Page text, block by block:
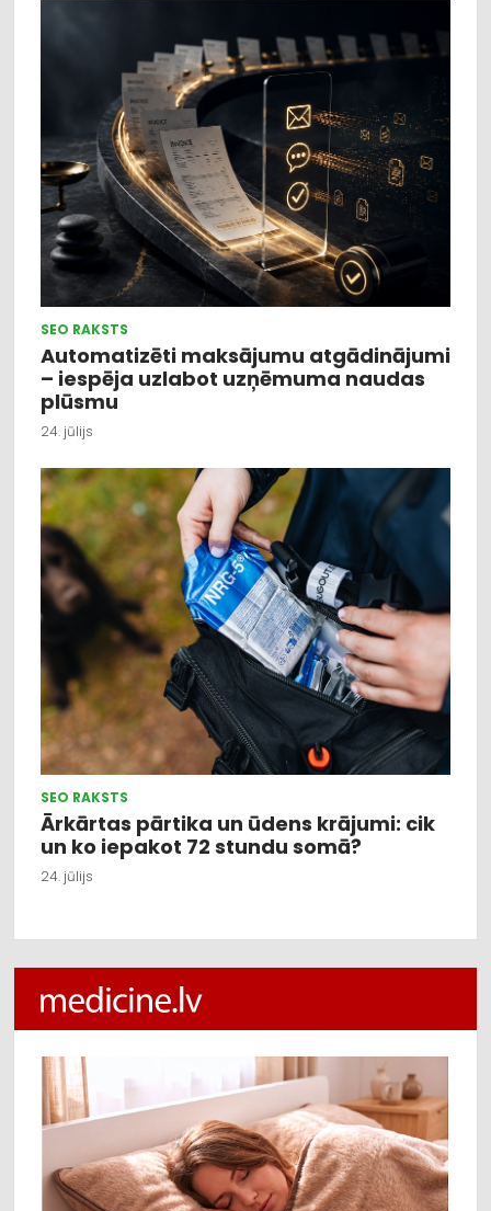
SEO RAKSTS
Automatizēti maksājumu atgādinājumi
– iespēja uzlabot uzņēmuma naudas
plūsmu
24. jūlijs
SEO RAKSTS
Ārkārtas pārtika un ūdens krājumi: cik
un ko iepakot 72 stundu somā?
24. jūlijs